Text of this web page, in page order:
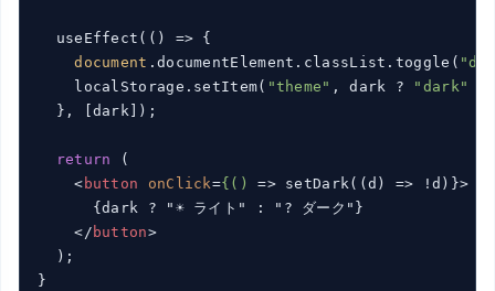
  useEffect(
() => {
document .documentElement.classList.toggle(
    localStorage.setItem(
"theme" , dark ? "dark"
  }, [dark]);
return (
< button onClick={() => setDark((d) => !d)}>
      {dark ? "☀️ ライト" : "? ダーク"}
</ button>
  );
}